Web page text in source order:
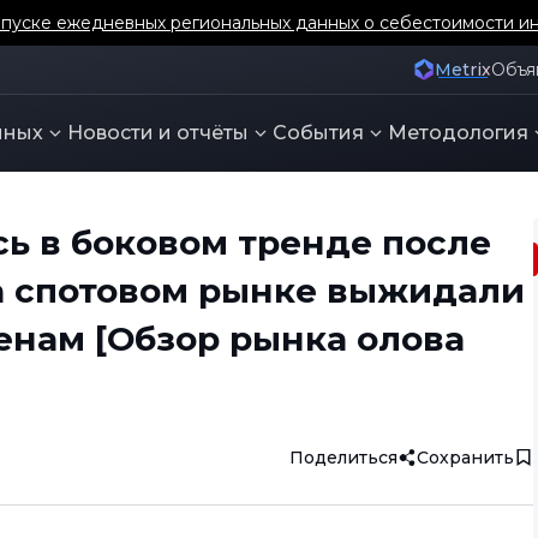
ежедневных региональных данных о себестоимости
Metrix
Новости и отчёты События Методология
в боковом тренде после
спотовом рынке выжидали
[Обзор рынка олова
Поделиться Сохранить